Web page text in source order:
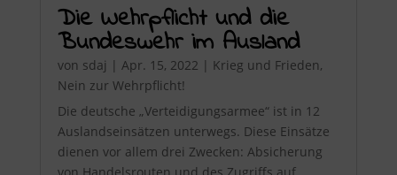
Die Wehrpflicht und die
Bundeswehr im Ausland
von sdaj | Apr. 15, 2022 | Krieg und Frieden,
Nein zur Wehrpflicht!
Die deutsche „Verteidigungsarmee“ ist in 12
Auslandseinsätzen unterwegs. Diese Einsätze
dienen vor allem drei Zwecken: Absicherung